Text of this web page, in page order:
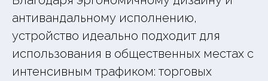
антивандальному исполнению,
устройство идеально подходит для
использования в общественных местах с
интенсивным трафиком: торговых